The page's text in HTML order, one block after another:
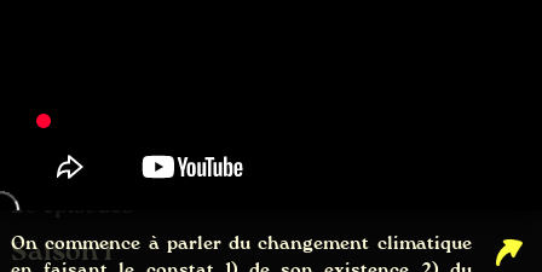
On commence à parler du changement climatique
environnementaux et leurs conséquences ainsi que les impacts
d'apporter ma modeste contribution à cette grande tâche
d'apprentissage et de réflexion.
26 épisodes
Saison 1